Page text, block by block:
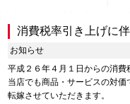
消費税率引き上げに
お知らせ
平成２６年４月１日からの消費
当店でも商品・サービスの対
転嫁させていただきます。